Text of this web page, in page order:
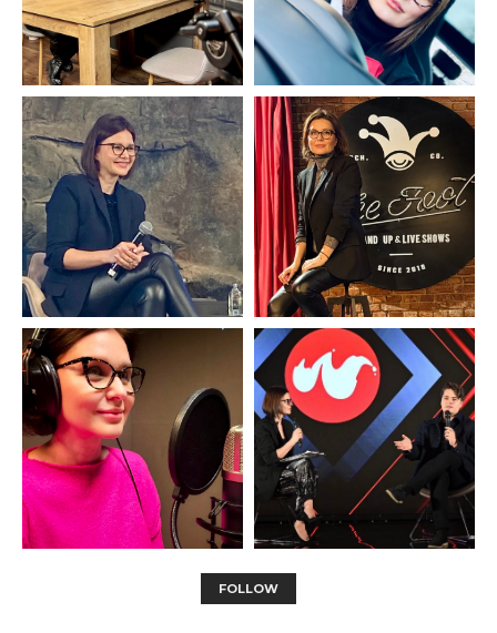
FOLLOW